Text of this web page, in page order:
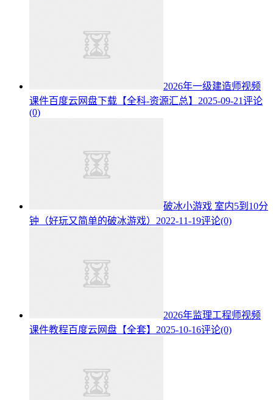
2026年一级建造师视频
课件百度云网盘下载【全科-资源汇总】 2025-09-21评论
(0)
破冰小游戏 室内5到10分
钟（好玩又简单的破冰游戏） 2022-11-19评论(0)
2026年监理工程师视频
课件教程百度云网盘【全套】 2025-10-16评论(0)